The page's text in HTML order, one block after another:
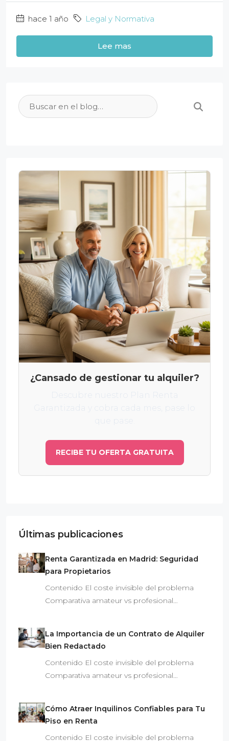
hace 1 año Legal y Normativa
Lee mas
¿Cansado de gestionar tu alquiler?
RECIBE TU OFERTA GRATUITA
Últimas publicaciones
Renta Garantizada en Madrid: Seguridad
para Propietarios
Contenido El coste invisible del problema
Comparativa amateur vs profesional…
La Importancia de un Contrato de Alquiler
Bien Redactado
Contenido El coste invisible del problema
Comparativa amateur vs profesional…
Cómo Atraer Inquilinos Confiables para Tu
Piso en Renta
Contenido El coste invisible del problema